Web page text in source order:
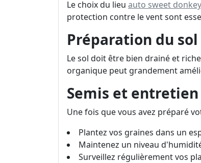
Le choix du lieu auto sweet donkey
protection contre le vent sont
Préparation du sol
Le sol doit être bien drainé et
organique peut grandement
Semis et entretien
Une fois que vous avez préparé
Plantez vos graines dans un
Maintenez un niveau
Surveillez régulièrement vos